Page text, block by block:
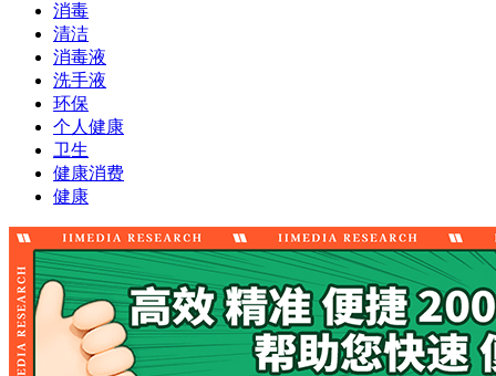
消毒
清洁
消毒液
洗手液
环保
个人健康
卫生
健康消费
健康